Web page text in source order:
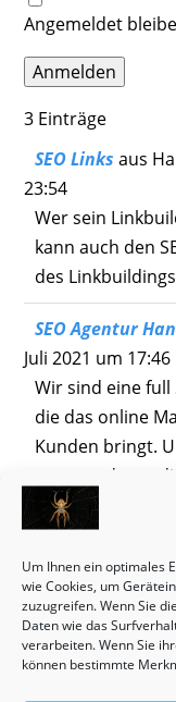
Um Ihnen ein optimales
wie Cookies, um
zuzugreifen. Wenn Sie
Daten wie das
verarbeiten. Wenn Sie
können bestimmte
Angemeldet
3 Einträge
SEO Links aus
23:54
Wer sein
kann auch den
des
SEO Agentur
Juli 2021 um 17:46
Wir sind eine full
die das online
Kunden bringt.
unter anderen
beim
Vergleichen Sie
bringen unsere
bei Google!
Fachanwalt für
ausHannover